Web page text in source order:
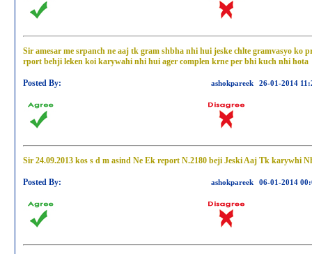
Sir amesar me srpanch ne aaj tk gram shbha nhi hui jeske chlte gramvasyo ko
rport behji leken koi karywahi nhi hui ager complen krne per bhi kuch nhi hota
Posted By: ashokpareek 26-01-2014
Sir 24.09.2013 kos s d m asind Ne Ek report N.2180 beji Jeski Aaj Tk karywhi
Posted By: ashokpareek 06-01-2014